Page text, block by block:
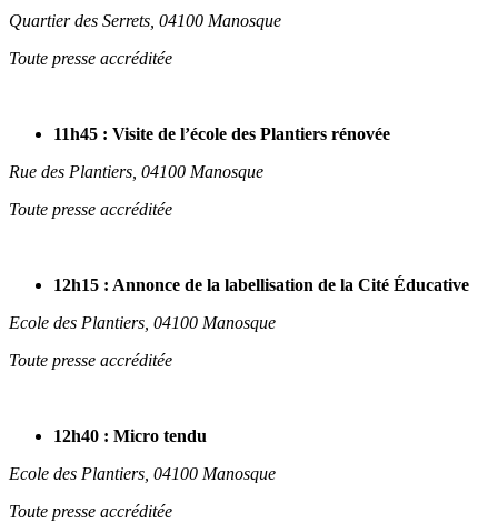
Quartier des Serrets, 04100 Manosque
Toute presse accréditée
11h45 : Visite de l’école des Plantiers rénovée
Rue des Plantiers, 04100 Manosque
Toute presse accréditée
12h15 : Annonce de la labellisation de la Cité Éducative
Ecole des Plantiers, 04100 Manosque
Toute presse accréditée
12h40 : Micro tendu
Ecole des Plantiers, 04100 Manosque
Toute presse accréditée